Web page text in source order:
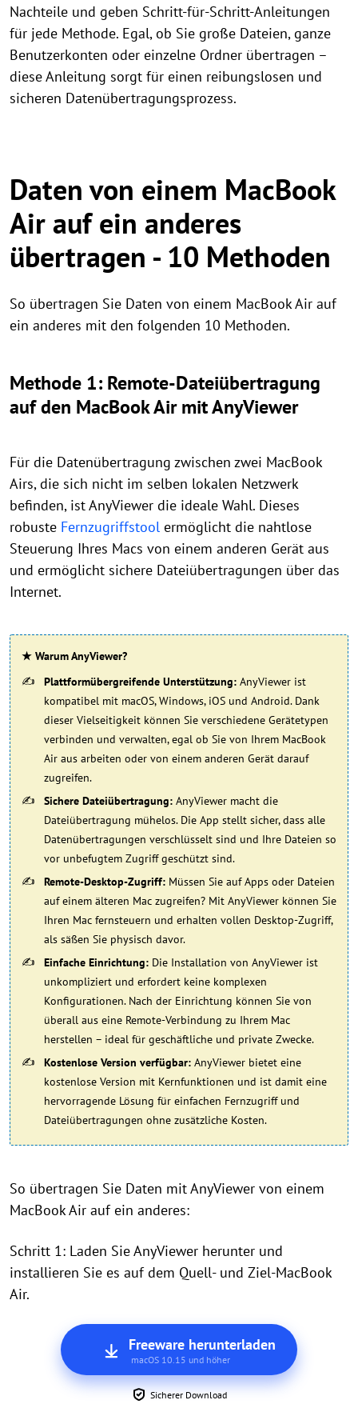
Nachteile und geben Schritt-für-Schritt-Anleitungen
für jede Methode. Egal, ob Sie große Dateien, ganze
Benutzerkonten oder einzelne Ordner übertragen –
diese Anleitung sorgt für einen reibungslosen und
sicheren Datenübertragungsprozess.
Daten von einem MacBook
Air auf ein anderes
übertragen - 10 Methoden
So übertragen Sie Daten von einem MacBook Air auf
ein anderes mit den folgenden 10 Methoden.
Methode 1: Remote-Dateiübertragung
auf den MacBook Air mit AnyViewer
Für die Datenübertragung zwischen zwei MacBook
Airs, die sich nicht im selben lokalen Netzwerk
befinden, ist AnyViewer die ideale Wahl. Dieses
robuste Fernzugriffstool ermöglicht die nahtlose
Steuerung Ihres Macs von einem anderen Gerät aus
und ermöglicht sichere Dateiübertragungen über das
Internet.
★ Warum AnyViewer?
Plattformübergreifende Unterstützung: AnyViewer ist
kompatibel mit macOS, Windows, iOS und Android. Dank
dieser Vielseitigkeit können Sie verschiedene Gerätetypen
verbinden und verwalten, egal ob Sie von Ihrem MacBook
Air aus arbeiten oder von einem anderen Gerät darauf
zugreifen.
Sichere Dateiübertragung: AnyViewer macht die
Dateiübertragung mühelos. Die App stellt sicher, dass alle
Datenübertragungen verschlüsselt sind und Ihre Dateien so
vor unbefugtem Zugriff geschützt sind.
Remote-Desktop-Zugriff: Müssen Sie auf Apps oder Dateien
auf einem älteren Mac zugreifen? Mit AnyViewer können Sie
Ihren Mac fernsteuern und erhalten vollen Desktop-Zugriff,
als säßen Sie physisch davor.
Einfache Einrichtung: Die Installation von AnyViewer ist
unkompliziert und erfordert keine komplexen
Konfigurationen. Nach der Einrichtung können Sie von
überall aus eine Remote-Verbindung zu Ihrem Mac
herstellen – ideal für geschäftliche und private Zwecke.
Kostenlose Version verfügbar: AnyViewer bietet eine
kostenlose Version mit Kernfunktionen und ist damit eine
hervorragende Lösung für einfachen Fernzugriff und
Dateiübertragungen ohne zusätzliche Kosten.
So übertragen Sie Daten mit AnyViewer von einem
MacBook Air auf ein anderes:
Schritt 1: Laden Sie AnyViewer herunter und
installieren Sie es auf dem Quell- und Ziel-MacBook
Air.
Freeware herunterladen
macOS 10.15 und höher
Sicherer Download